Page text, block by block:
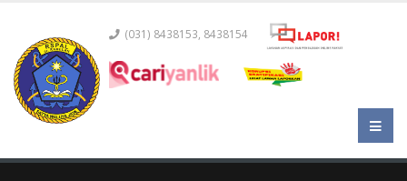
(031) 8438153, 8438154